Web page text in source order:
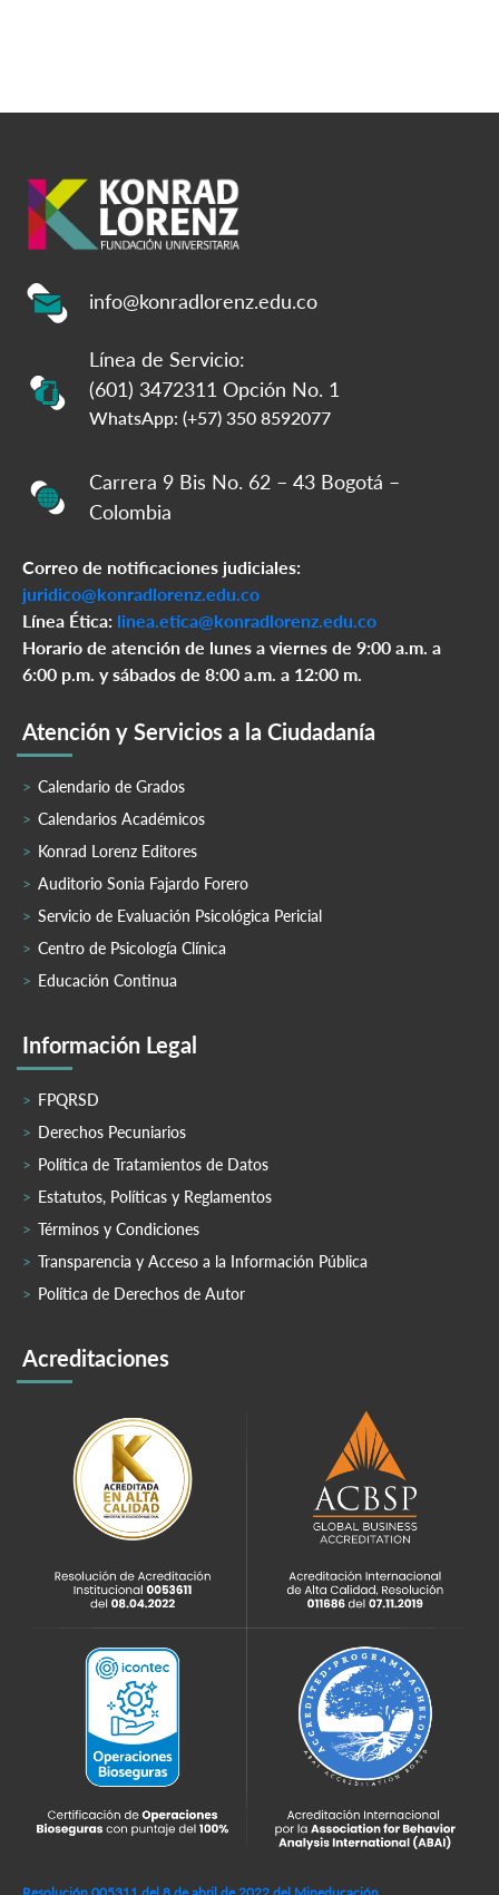
info@konradlorenz.edu.co
Línea de Servicio:
(601) 3472311 Opción No. 1
WhatsApp: (+57) 350 8592077
Carrera 9 Bis No. 62 – 43 Bogotá –
Colombia
Correo de notificaciones judiciales:
juridico@konradlorenz.edu.co
Línea Ética: linea.etica@konradlorenz.edu.co
Horario de atención de lunes a viernes de 9:00 a.m. a
6:00 p.m. y sábados de 8:00 a.m. a 12:00 m.
Atención y Servicios a la Ciudadanía
Calendario de Grados
Calendarios Académicos
Konrad Lorenz Editores
Auditorio Sonia Fajardo Forero
Servicio de Evaluación Psicológica Pericial
Centro de Psicología Clínica
Educación Continua
Información Legal
FPQRSD
Derechos Pecuniarios
Política de Tratamientos de Datos
Estatutos, Políticas y Reglamentos
Términos y Condiciones
Transparencia y Acceso a la Información Pública
Política de Derechos de Autor
Acreditaciones